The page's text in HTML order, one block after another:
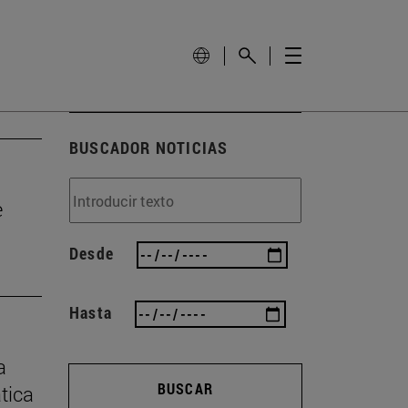
BUSCADOR NOTICIAS
Desde
Hasta
BUSCAR